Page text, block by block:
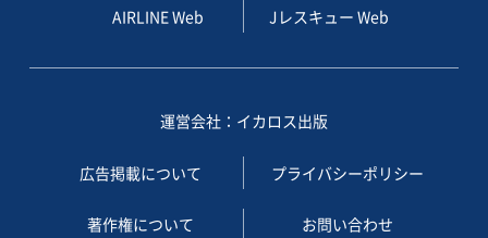
AIRLINE Web Jレスキュー Web
運営会社：イカロス出版
広告掲載について プライバシーポリシー
著作権について お問い合わせ